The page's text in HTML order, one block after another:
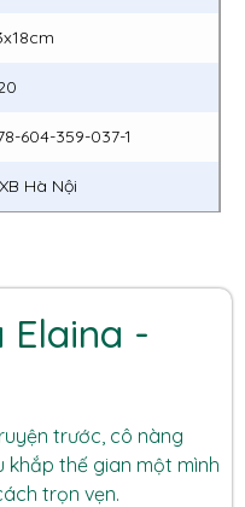
604-359-037-1
Hà Nội
Elaina -
trước, cô nàng
khắp thế gian một mình
trọn vẹn.